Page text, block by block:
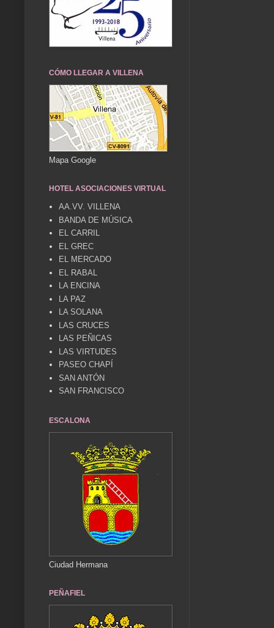
CÓMO LLEGAR A VILLENA
Mapa Google
HOTEL ASOCIACIONES VIRTUAL
AA.VV. VILLENA
BANDA DE MÚSICA
EL CARRIL
EL GREC
EL MERCADO
EL RABAL
LA ENCINA
LA PAZ
LA SOLANA
LAS CRUCES
LAS PEÑICAS
LAS VIRTUDES
PASEO CHAPÍ
SAN ANTÓN
SAN FRANCISCO
ESCALONA
Ciudad Hermana
PEÑAFIEL